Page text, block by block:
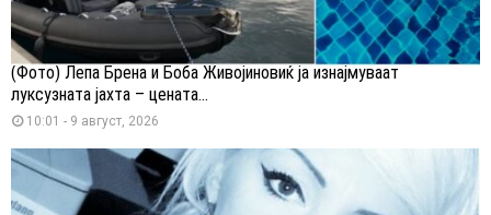
(Фото) Лепа Брена и Боба Живојиновиќ ја изнајмуваат
луксузната јахта – цената...
10:01 - 9 август, 2026